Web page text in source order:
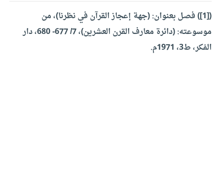
(
[1] ) فصل بعنوان: (جهة إعجاز القرآن في نظرنا)، من
موسوعته: (دائرة معارف القرن العشرين)، 7/ 677- 680، دار
الفكر، ط3، 1971م.